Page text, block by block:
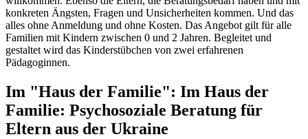
konkreten Ängsten, Fragen und Unsicherheiten kommen. Und das
alles ohne Anmeldung und ohne Kosten. Das Angebot gilt für alle
Familien mit Kindern zwischen 0 und 2 Jahren. Begleitet und
gestaltet wird das Kinderstübchen von zwei erfahrenen
Pädagoginnen.
Im "Haus der Familie": Im Haus der
Familie: Psychosoziale Beratung für
Eltern aus der Ukraine